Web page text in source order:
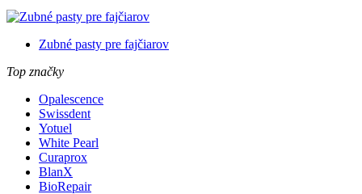
Zubné pasty pre fajčiarov
Top značky
Opalescence
Swissdent
Yotuel
White Pearl
Curaprox
BlanX
BioRepair